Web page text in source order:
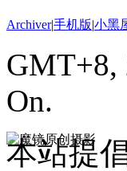
Archiver|手机版|小黑
GMT+8,
On.
本站提